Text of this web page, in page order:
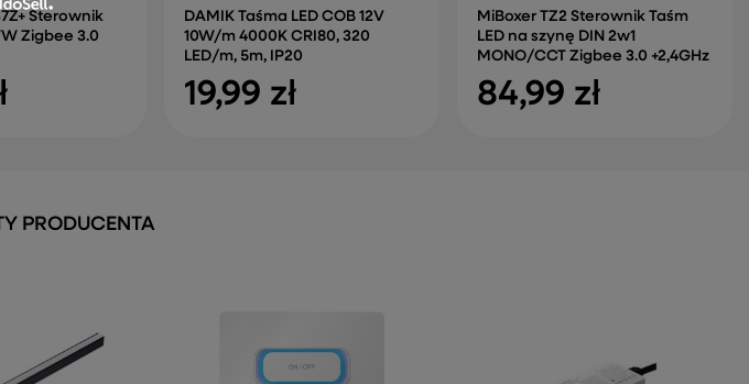
Sterownik
Zigbee 3.0
DAMIK Taśma LED COB 12V
10W/m 4000K CRI80, 320
LED/m, 5m, IP20
19,99 zł
MiBoxer TZ2 Sterownik Taśm
LED na szynę DIN 2w1
MONO/CCT Zigbee 3.0 +2,4GHz
84,99 zł
PRODUCENTA